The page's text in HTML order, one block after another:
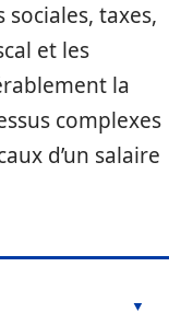
taxes,
et les
la
complexes
d’un salaire